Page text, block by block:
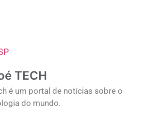
TECH
é um portal de notícias sobre o
do mundo.